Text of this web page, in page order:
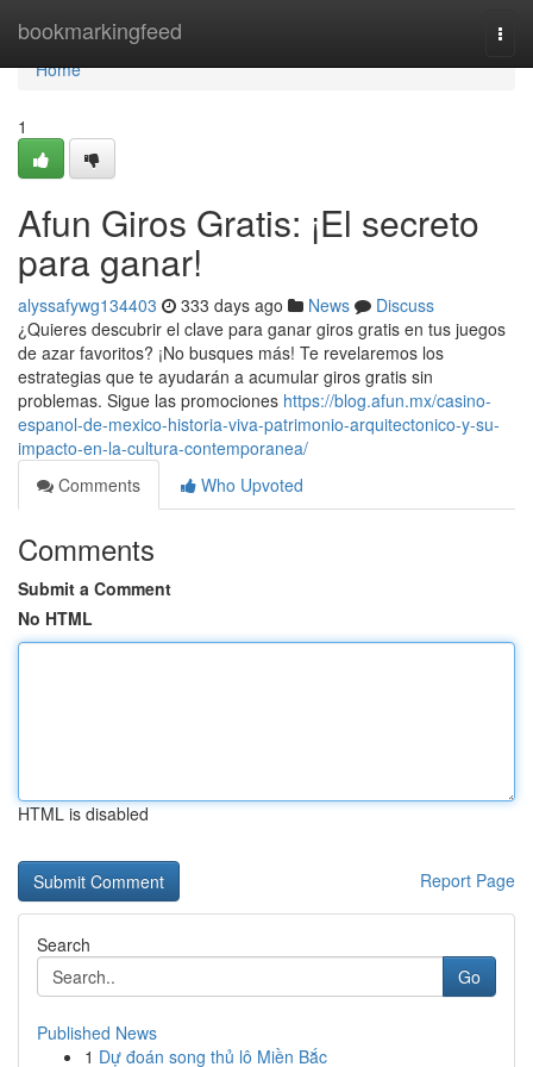
bookmarkingfeed
Home
Home
1
Afun Giros Gratis: ¡El secreto
para ganar!
alyssafywg134403 333 days ago News
Discuss
¿Quieres descubrir el clave para ganar giros gratis en tus juegos
de azar favoritos? ¡No busques más! Te revelaremos los
estrategias que te ayudarán a acumular giros gratis sin
problemas. Sigue las promociones https://blog.afun.mx/casino-
espanol-de-mexico-historia-viva-patrimonio-arquitectonico-y-su-
impacto-en-la-cultura-contemporanea/
Comments
Who Upvoted
Comments
Submit a Comment
No HTML
HTML is disabled
Report Page
Search
Go
Published News
1 Dự đoán song thủ lô Miền Bắc